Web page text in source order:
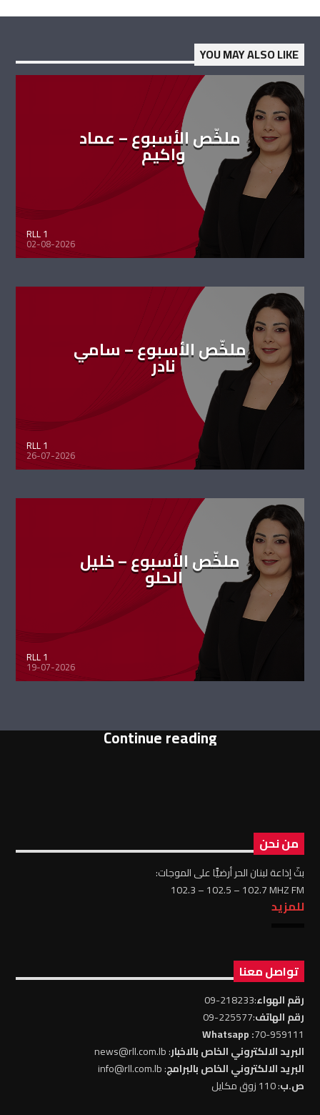
YOU MAY ALSO LIKE
ملخّص الأسبوع – عماد
واكيم
RLL 1
02-08-2026
ملخّص الأسبوع – سامي
نادر
RLL 1
26-07-2026
ملخّص الأسبوع – خليل
الحلو
RLL 1
19-07-2026
Continue reading
من نحن
بثّ إذاعة لبنان الحر أرضيًّا على الموجات:
102.3 – 102.5 – 102.7 MHZ FM
للمزيد
تواصل معنا
رقم الهواء:218233-09
رقم الهاتف:225577-09
70-959111
: Whatsapp
البريد الالكتروني الخاص بالاخبار: news@rll.com.lb
البريد الالكتروني الخاص بالبرامج: info@rll.com.lb
ص.ب: 110 زوق مكايل